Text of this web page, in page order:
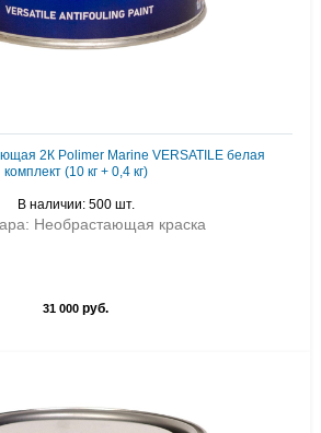
2К Polimer Marine VERSATILE белая
комплект (10 кг + 0,4 кг)
В наличии: 500 шт.
Необрастающая краска
31 000 руб.